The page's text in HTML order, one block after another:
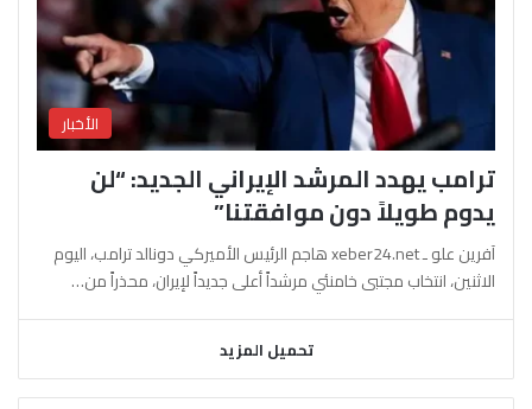
الأخبار
ترامب يهدد المرشد الإيراني الجديد: “لن
يدوم طويلاً دون موافقتنا”
آفرين علو ـ xeber24.net هاجم الرئيس الأميركي دونالد ترامب، اليوم
الاثنين، انتخاب مجتبى خامنئي مرشداً أعلى جديداً لإيران، محذراً من…
تحميل المزيد